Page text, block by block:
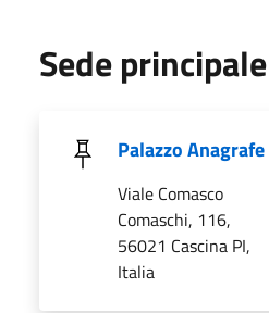
Sede principale
Palazzo Anagrafe
Viale Comasco
Comaschi, 116,
56021 Cascina PI,
Italia